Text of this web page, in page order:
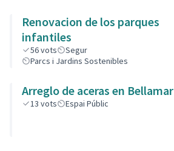
Renovacion de los parques
infantiles
56vots
Segur
Parcs i Jardins Sostenibles
Arreglo de aceras en Bellamar
13 vots Espai Públic